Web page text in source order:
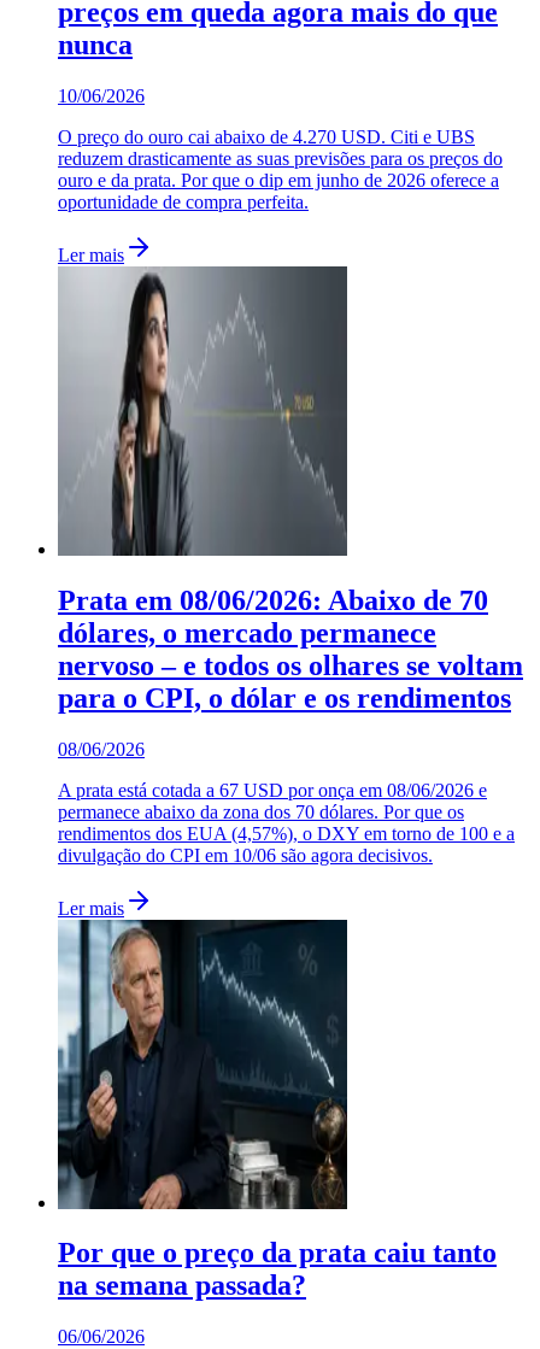
preços em queda agora mais do que
nunca
10/06/2026
O preço do ouro cai abaixo de 4.270 USD. Citi e UBS
reduzem drasticamente as suas previsões para os preços do
ouro e da prata. Por que o dip em junho de 2026 oferece a
oportunidade de compra perfeita.
Ler mais
Prata em 08/06/2026: Abaixo de 70
dólares, o mercado permanece
nervoso – e todos os olhares se voltam
para o CPI, o dólar e os rendimentos
08/06/2026
A prata está cotada a 67 USD por onça em 08/06/2026 e
permanece abaixo da zona dos 70 dólares. Por que os
rendimentos dos EUA (4,57%), o DXY em torno de 100 e a
divulgação do CPI em 10/06 são agora decisivos.
Ler mais
Por que o preço da prata caiu tanto
na semana passada?
06/06/2026